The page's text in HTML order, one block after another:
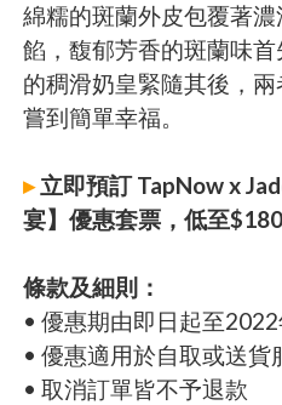
綿糯的斑蘭外皮包覆著
餡，馥郁芳香的斑蘭味
的稠滑奶皇緊隨其後，
嘗到簡單幸福。
▸立即預訂 TapNow x
宴】優惠套票，低至$180
條款及細則：
• 優惠期由即日起至
• 優惠適用於自取或送貨
• 取消訂單皆不予退款